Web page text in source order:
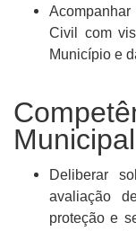
Civil com
Município e
Municipal
Deliberar
avaliação
proteção e